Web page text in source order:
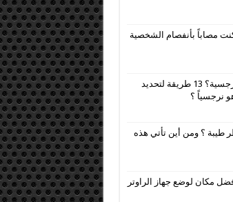
مصاباً بأنفصام الشخصية
من هي الشخصية النرجسية؟ 13 طريقة لتحديد
نرجسياً ؟
طيبة ؟ ومن أين تأتي هذه
مكان لوضع جهاز الراوتر